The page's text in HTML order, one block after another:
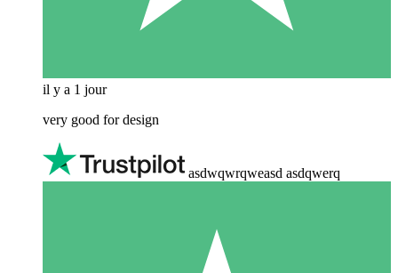
il y a 1 jour
very good for design
asdwqwrqweasd asdqwerq